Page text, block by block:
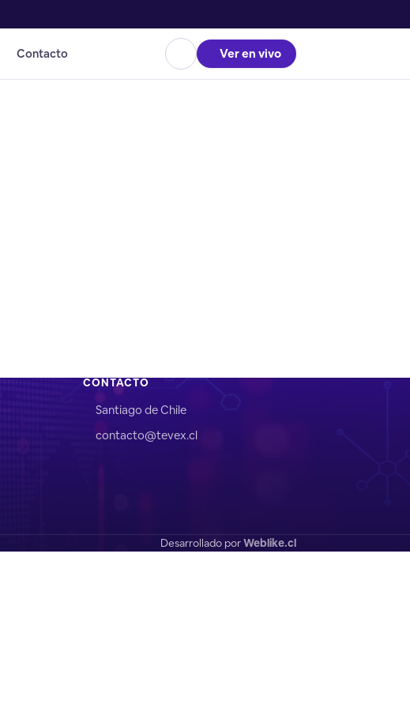
Contacto Ver en vivo
CONTACTO
Santiago de Chile
contacto@tevex.cl
Desarrollado porWeblike.cl